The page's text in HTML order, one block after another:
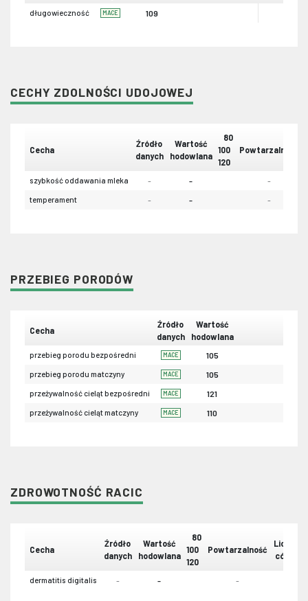
długowieczność MACE 109
CECHY ZDOLNOŚCI UDOJOWEJ
Cecha
Źródło
danych
Wartość
hodowlana
80
100
120
Powtarzalność
szybkość oddawania mleka - - -
temperament - - -
PRZEBIEG PORODÓW
Cecha
Źródło
danych
Wartość
hodowlana
przebieg porodu bezpośredni MACE 105
przebieg porodu matczyny MACE 105
przeżywalność cieląt bezpośredni MACE 121
przeżywalność cieląt matczyny MACE 110
ZDROWOTNOŚĆ RACIC
Cecha
Źródło
danych
Wartość
hodowlana
80
100
120
Powtarzalność
Liczba
córek
dermatitis digitalis - - -